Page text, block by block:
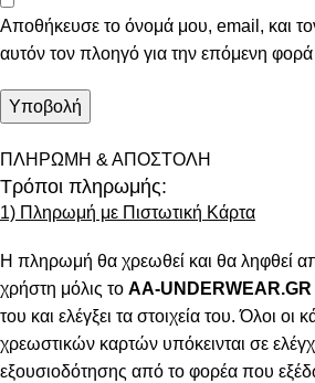
Αποθήκευσε το όνομά μου, email, και
αυτόν τον πλοηγό για την επόμενη
ΠΛΗΡΩΜΗ & ΑΠΟΣΤΟΛΗ
Τρόποι πληρωμής:
1) Πληρωμή με Πιστωτική Κάρτα
Η πληρωμή θα χρεωθεί και θα ληφθεί
χρήστη μόλις το AA-UNDERWEAR.GR
του και ελέγξει τα στοιχεία του. Όλοι οι
χρεωστικών καρτών υπόκεινται σε
εξουσιοδότησης από το φορέα που